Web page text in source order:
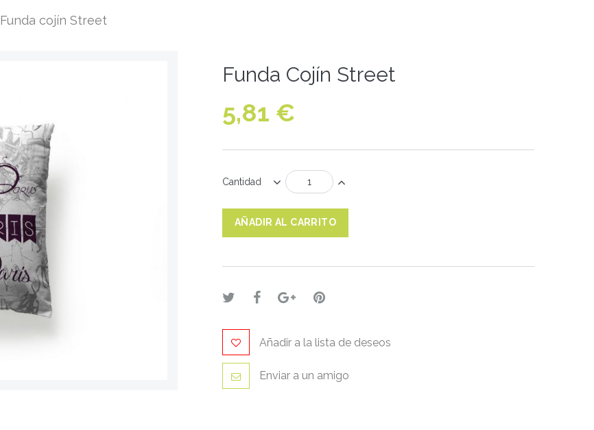
Funda cojín Street
Funda Cojín Street
5,81 €
Cantidad
AÑADIR AL CARRITO
Añadir a la lista de deseos
Enviar a un amigo